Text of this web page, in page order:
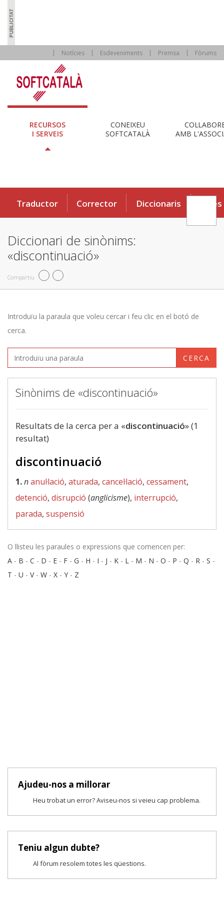
Notícies Esdeveniments Premsa Fòrums
RECURSOS
I SERVEIS
CONEIXEU
SOFTCATALÀ
AMB
Traductor Corrector Diccionaris Eines
Diccionari de sinònims:
«discontinuació»
Compartiu
Introduïu la paraula que voleu cercar i feu clic en el botó de
cerca.
CERCA
Sinònims de «discontinuació»
Resultats de la cerca per a «discontinuació» (1
resultat)
discontinuació
1.nanul·lació, aturada, cancel·lació, cessament,
detenció, disrupció (anglicisme), interrupció,
parada, suspensió
O llisteu les paraules o expressions que comencen per:
A - B - C - D - E - F - G - H - I - J - K - L - M - N - O - P - Q - R - S -
T - U - V- W - X - Y - Z
Ajudeu-nos a millorar
Heu trobat un error? Aviseu-nos si veieu cap problema.
Teniu algun dubte?
Al fòrum resolem totes les qüestions.